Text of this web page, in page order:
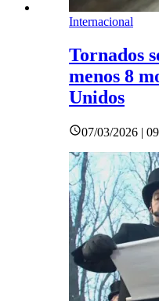
Internacional
Tornados
menos 8
Unidos
07/03/2026 |